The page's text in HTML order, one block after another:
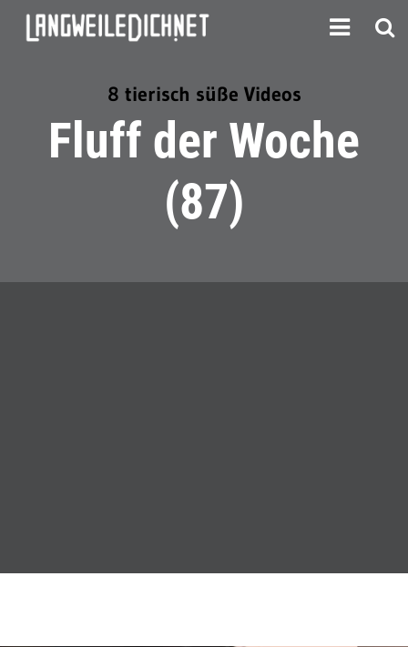
8 tierisch süße Videos
Fluff der Woche
(87)